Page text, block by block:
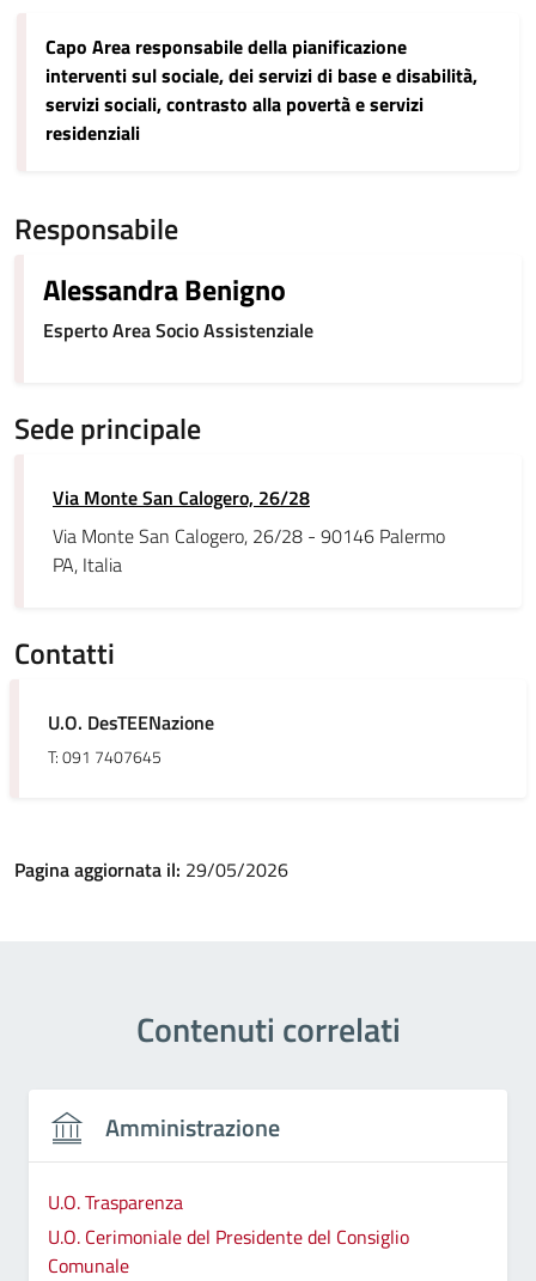
Capo Area responsabile della pianificazione
interventi sul sociale, dei servizi di base e disabilità,
servizi sociali, contrasto alla povertà e servizi
residenziali
Responsabile
Alessandra Benigno
Esperto Area Socio Assistenziale
Sede principale
Via Monte San Calogero, 26/28
Via Monte San Calogero, 26/28 - 90146 Palermo
PA, Italia
Contatti
U.O. DesTEENazione
T: 091 7407645
Pagina aggiornata il: 29/05/2026
Contenuti correlati
Amministrazione
U.O. Trasparenza
U.O. Cerimoniale del Presidente del Consiglio
Comunale